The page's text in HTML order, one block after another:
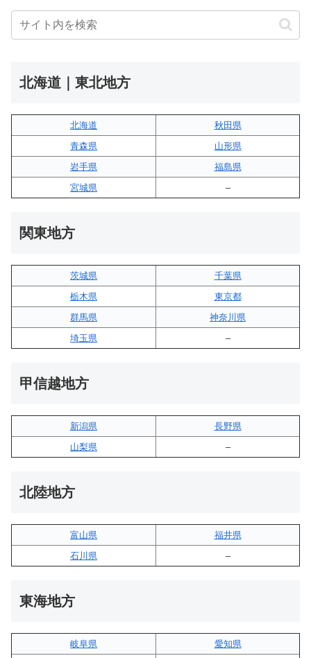
北海道｜東北地方
北海道
秋田県
青森県
山形県
岩手県
福島県
宮城県
–
関東地方
茨城県
千葉県
栃木県
東京都
群馬県
神奈川県
埼玉県
–
甲信越地方
新潟県
長野県
山梨県
–
北陸地方
富山県
福井県
石川県
–
東海地方
岐阜県
愛知県